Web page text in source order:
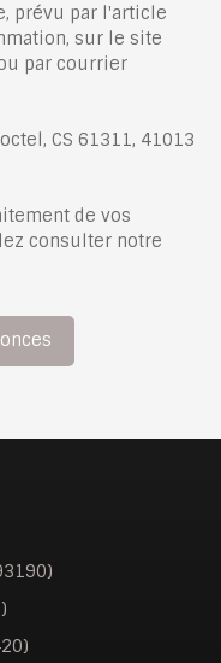
prévu par l'article
sur le site
par courrier
CS 61311, 41013
de vos
consulter notre